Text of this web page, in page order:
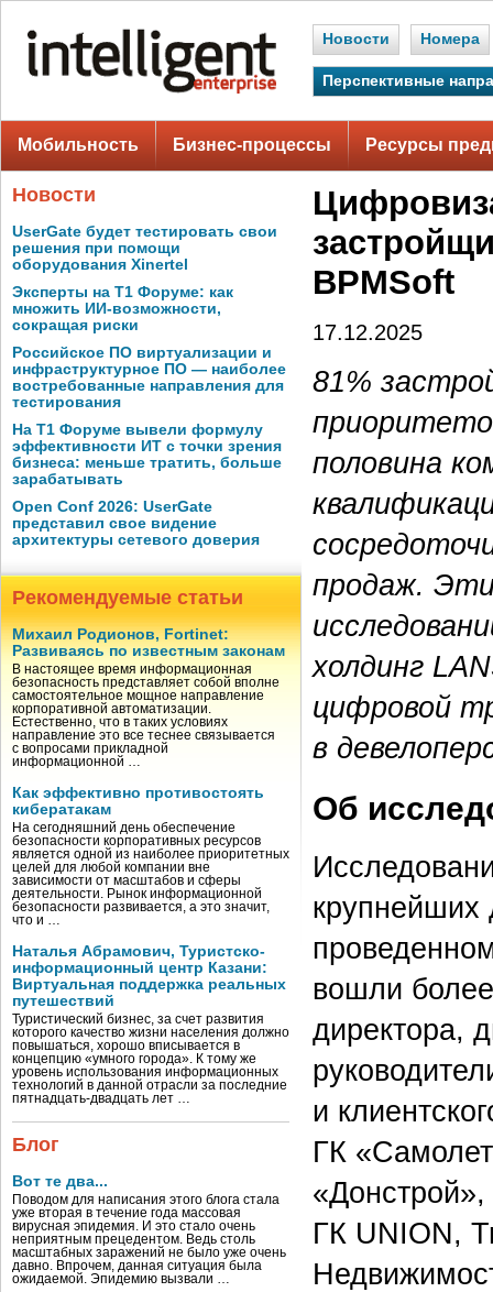
Новости Номера
Перспективные
Мобильность Бизнес-процессы Ресурсы
Новости
UserGate будет тестировать свои
решения при помощи
оборудования Xinertel
Эксперты на Т1 Форуме: как
множить ИИ-возможности,
сокращая риски
Российское ПО виртуализации и
инфраструктурное ПО — наиболее
востребованные направления для
тестирования
На Т1 Форуме вывели формулу
эффективности ИТ с точки зрения
бизнеса: меньше тратить, больше
зарабатывать
Open Conf 2026: UserGate
представил свое видение
архитектуры сетевого доверия
Рекомендуемые статьи
Михаил Родионов, Fortinet:
Развиваясь по известным законам
В настоящее время информационная
безопасность представляет собой вполне
самостоятельное мощное направление
корпоративной автоматизации.
Естественно, что в таких условиях
направление это все теснее связывается
с вопросами прикладной
информационной …
Как эффективно противостоять
кибератакам
На сегодняшний день обеспечение
безопасности корпоративных ресурсов
является одной из наиболее приоритетных
целей для любой компании вне
зависимости от масштабов и сферы
деятельности. Рынок информационной
безопасности развивается, а это значит,
что и …
Наталья Абрамович, Туристско-
информационный центр Казани:
Виртуальная поддержка реальных
путешествий
Туристический бизнес, за счет развития
которого качество жизни населения должно
повышаться, хорошо вписывается в
концепцию «умного города». К тому же
уровень использования информационных
технологий в данной отрасли за последние
пятнадцать-двадцать лет …
Блог
Вот те два...
Поводом для написания этого блога стала
уже вторая в течение года массовая
вирусная эпидемия. И это стало очень
неприятным прецедентом. Ведь столь
масштабных заражений не было уже очень
давно. Впрочем, данная ситуация была
ожидаемой. Эпидемию вызвали …
BPMSoft
17.12.2025
81%
половина
продаж.
холдинг
цифровой
в
Об
крупнейших
вошли
директора,
и
ГК
ГК UNION,